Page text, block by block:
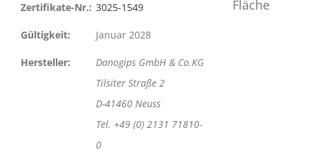
Zertifikate-Nr.: 3025-1549
Gültigkeit: Januar 2028
Hersteller:
Danogips GmbH & Co.KG
Tilsiter Straße 2
D-41460 Neuss
Tel. +49 (0) 2131 71810-
0